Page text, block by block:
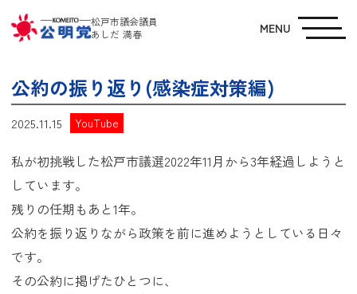
松戸市議会議員
あしだ 満春
MENU
公約の振り返り(感染症対策編)
2025.11.15 YouTube
私が初挑戦した松戸市議選2022年11月から3年経過しようと
しています。
残りの任期もあと1年。
公約を振り返りながら政策を前に進めようとしている日々
です。
その公約に掲げたひとつに、